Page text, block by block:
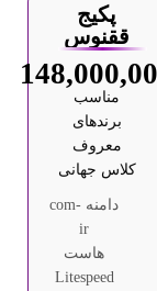
پکیج
ققنوس
مناسب
برندهای
معروف
کلاس جهانی
دامنه com-
ir
هاست
Litespeed